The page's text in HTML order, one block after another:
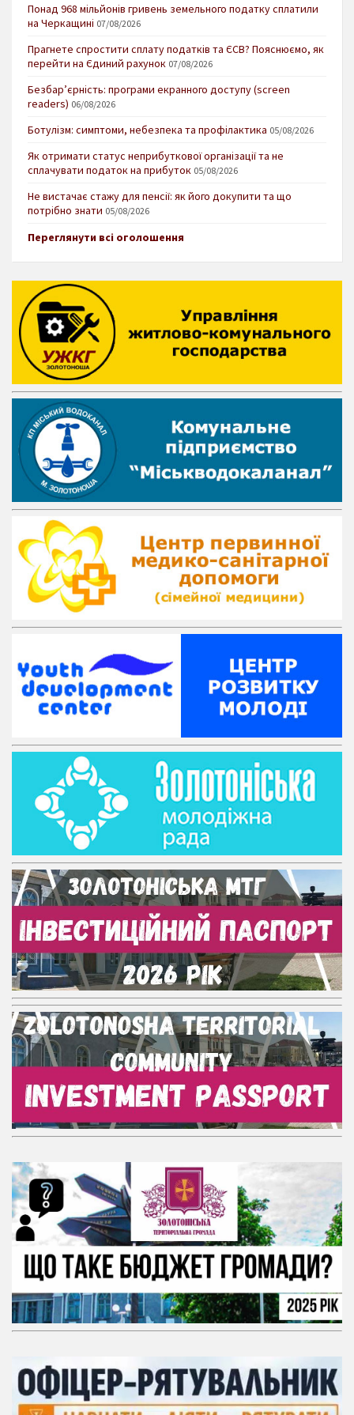
Понад 968 мільйонів гривень земельного податку сплатили
на Черкащині 07/08/2026
Прагнете спростити сплату податків та ЄСВ? Пояснюємо, як
перейти на Єдиний рахунок 07/08/2026
Безбар’єрність: програми екранного доступу (screen
readers) 06/08/2026
Ботулізм: симптоми, небезпека та профілактика 05/08/2026
Як отримати статус неприбуткової організації та не
сплачувати податок на прибуток 05/08/2026
Не вистачає стажу для пенсії: як його докупити та що
потрібно знати 05/08/2026
Переглянути всі оголошення